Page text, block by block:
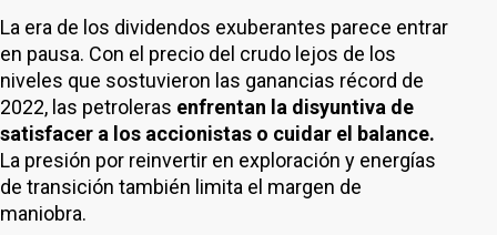
La era de los dividendos exuberantes parece entrar
en pausa. Con el precio del crudo lejos de los
niveles que sostuvieron las ganancias récord de
2022, las petroleras enfrentan la disyuntiva de
satisfacer a los accionistas o cuidar el balance.
La presión por reinvertir en exploración y energías
de transición también limita el margen de
maniobra.